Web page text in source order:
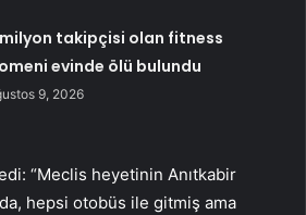
takipçisi olan fitness
evinde ölü bulundu
9, 2026
“Meclis heyetinin Anıtkabir
hepsi otobüs ile gitmiş ama